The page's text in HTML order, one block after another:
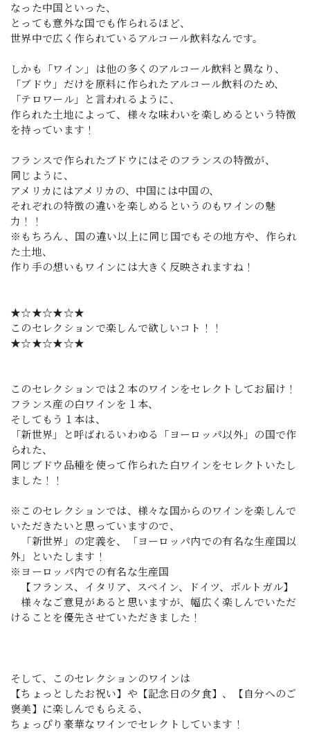
なった中国といった、
とっても意外な国でも作られるほど、
世界中で広く作られているアルコール飲料なんです。
しかも「ワイン」は他の多くのアルコール飲料と異なり、
「ブドウ」だけを原料に作られたアルコール飲料のため、
「テロワール」と言われるように、
作られた土地によって、様々な味わいを楽しめるという特徴
を持っています！
フランスで作られたブドウにはそのフランスの特徴が、
同じように、
アメリカにはアメリカの、中国には中国の、
それぞれの特徴の違いを楽しめるというのもワインの魅
力！！
※もちろん、国の違い以上に同じ国でもその地方や、作られ
た土地、
作り手の想いもワインには大きく反映されますね！
★☆★☆★☆★
このセレクションで楽しんで欲しいコト！！
★☆★☆★☆★
このセレクションでは２本のワインをセレクトしてお届け！
フランス産の白ワインを１本、
そしてもう１本は、
「新世界」と呼ばれるいわゆる「ヨーロッパ以外」の国で作
られた、
同じブドウ品種を使って作られた白ワインをセレクトいたし
ました！！
※このセレクションでは、様々な国からのワインを楽しんで
いただきたいと思っていますので、
「新世界」の定義を、「ヨーロッパ内での有名な生産国以
外」といたします！
※ヨーロッパ内での有名な生産国
【フランス、イタリア、スペイン、ドイツ、ポルトガル】
様々なご意見があると思いますが、幅広く楽しんでいただ
けることを優先させていただきました！
そして、このセレクションのワインは
【ちょっとしたお祝い】や【記念日の夕食】、【自分へのご
褒美】に楽しんでもらえる、
ちょっぴり豪華なワインでセレクトしています！